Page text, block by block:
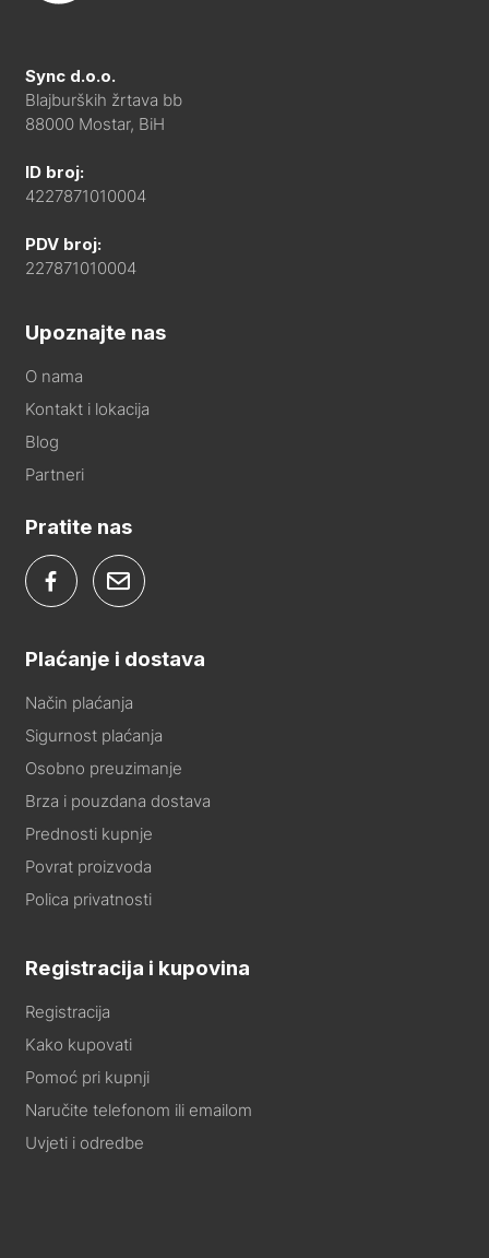
Sync d.o.o.
Blajburških žrtava bb
88000 Mostar, BiH
ID broj:
4227871010004
PDV broj:
227871010004
Upoznajte nas
O nama
Kontakt i lokacija
Blog
Partneri
Pratite nas
Plaćanje i dostava
Način plaćanja
Sigurnost plaćanja
Osobno preuzimanje
Brza i pouzdana dostava
Prednosti kupnje
Povrat proizvoda
Polica privatnosti
Registracija i kupovina
Registracija
Kako kupovati
Pomoć pri kupnji
Naručite telefonom ili emailom
Uvjeti i odredbe